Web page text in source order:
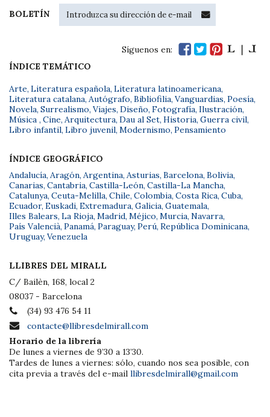
BOLETÍN
Síguenos en:
ÍNDICE TEMÁTICO
Arte, Literatura española, Literatura latinoamericana,
Literatura catalana, Autógrafo, Bibliofilia, Vanguardias, Poesía,
Novela, Surrealismo, Viajes, Diseño, Fotografía, Ilustración,
Música , Cine, Arquitectura, Dau al Set, Historia, Guerra civil,
Libro infantil, Libro juvenil, Modernismo, Pensamiento
ÍNDICE GEOGRÁFICO
Andalucía, Aragón, Argentina, Asturias, Barcelona, Bolivia,
Canarias, Cantabria, Castilla-León, Castilla-La Mancha,
Catalunya, Ceuta-Melilla, Chile, Colombia, Costa Rica, Cuba,
Ecuador, Euskadi, Extremadura, Galicia, Guatemala,
Illes Balears, La Rioja, Madrid, Méjico, Murcia, Navarra,
País Valencià, Panamá, Paraguay, Perú, República Dominicana,
Uruguay, Venezuela
LLIBRES DEL MIRALL
C/ Bailèn, 168, local 2
08037 - Barcelona
(34) 93 476 54 11
contacte@llibresdelmirall.com
Horario de la librería
De lunes a viernes de 9’30 a 13’30.
Tardes de lunes a viernes: sólo, cuando nos sea posible, con
cita previa a través del e-mail llibresdelmirall@gmail.com